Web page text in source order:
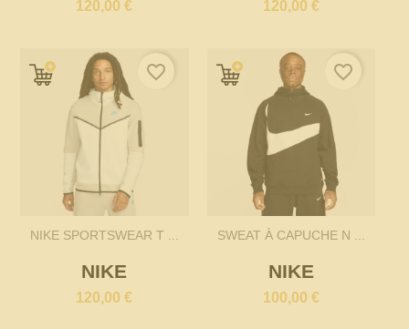
120,00 € 120,00 €
NIKE SPORTSWEAR T ...
NIKE
120,00 €
favorite_border
SWEAT À CAPUCHE N ...
NIKE
100,00 €
favorite_border